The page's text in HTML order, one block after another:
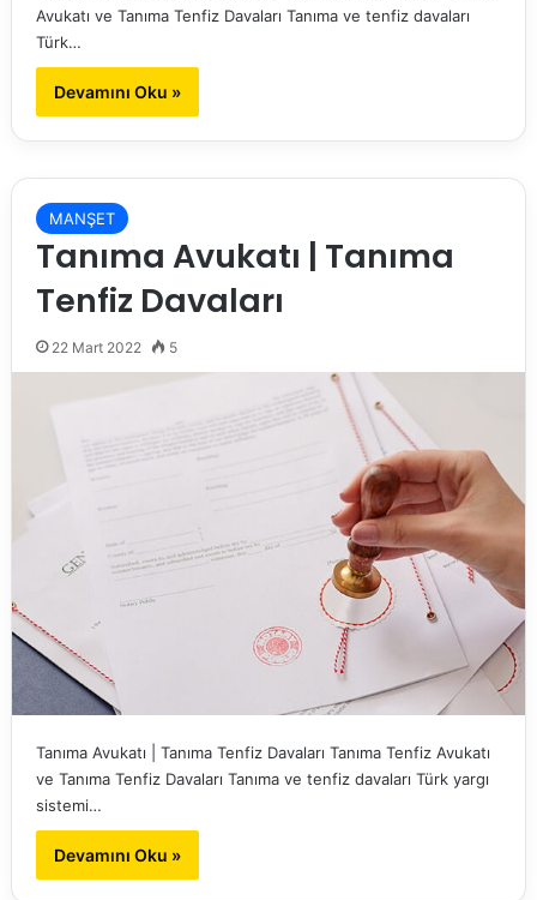
Avukatı ve Tanıma Tenfiz Davaları Tanıma ve tenfiz davaları
Türk…
Devamını Oku »
MANŞET
Tanıma Avukatı | Tanıma
Tenfiz Davaları
22 Mart 2022 5
Tanıma Avukatı | Tanıma Tenfiz Davaları Tanıma Tenfiz Avukatı
ve Tanıma Tenfiz Davaları Tanıma ve tenfiz davaları Türk yargı
sistemi…
Devamını Oku »